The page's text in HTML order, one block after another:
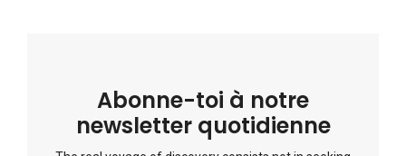
Abonne-toi à notre
newsletter quotidienne